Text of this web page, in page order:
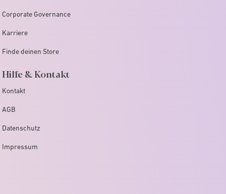
Corporate Governance
Karriere
Finde deinen Store
Hilfe & Kontakt
Kontakt
AGB
Datenschutz
Impressum